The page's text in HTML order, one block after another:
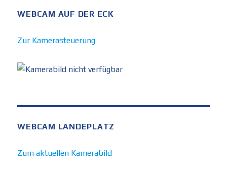
WEBCAM AUF DER ECK
Zur Kamerasteuerung
WEBCAM LANDEPLATZ
Zum aktuellen Kamerabild